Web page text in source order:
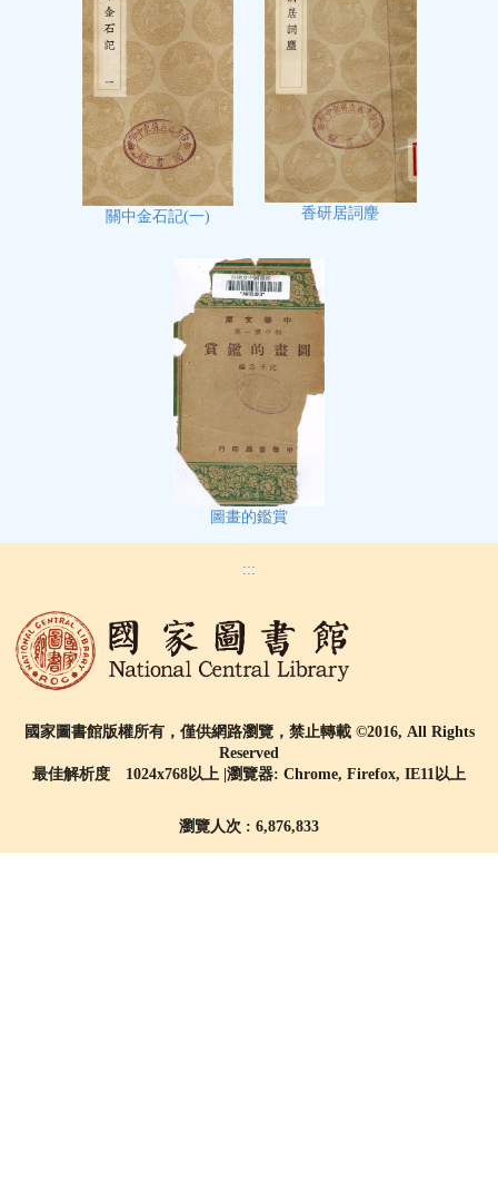
關中金石記(一) 香研居詞麈
圖畫的鑑賞
:::
國家圖書館版權所有，僅供網路瀏覽，禁止轉載 ©2016, All Rights
Reserved
最佳解析度 1024x768以上 |瀏覽器: Chrome, Firefox, IE11以上
瀏覽人次 : 6,876,833